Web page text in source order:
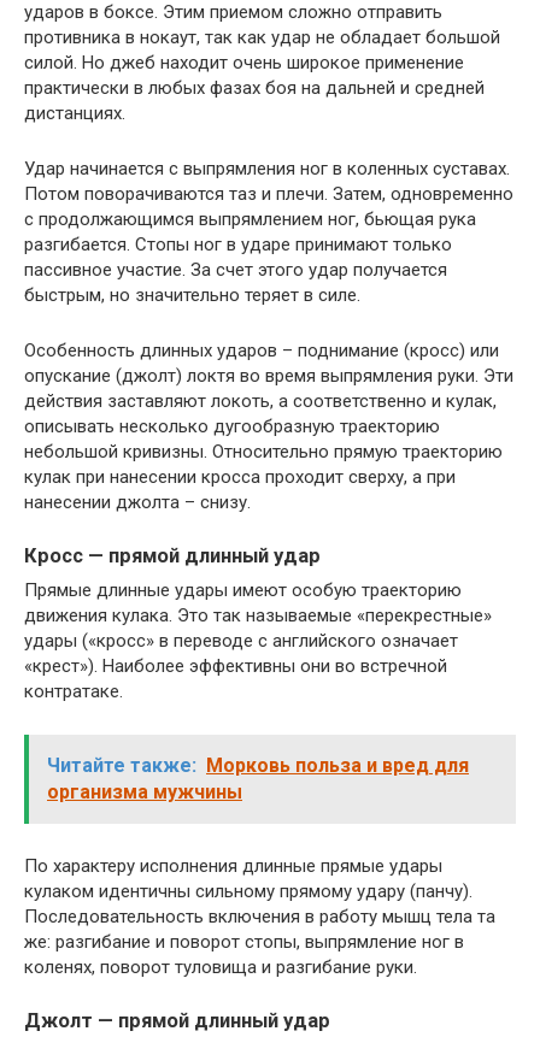
ударов в боксе. Этим приемом сложно отправить
противника в нокаут, так как удар не обладает большой
силой. Но джеб находит очень широкое применение
практически в любых фазах боя на дальней и средней
дистанциях.
Удар начинается с выпрямления ног в коленных суставах.
Потом поворачиваются таз и плечи. Затем, одновременно
с продолжающимся выпрямлением ног, бьющая рука
разгибается. Стопы ног в ударе принимают только
пассивное участие. За счет этого удар получается
быстрым, но значительно теряет в силе.
Особенность длинных ударов – поднимание (кросс) или
опускание (джолт) локтя во время выпрямления руки. Эти
действия заставляют локоть, а соответственно и кулак,
описывать несколько дугообразную траекторию
небольшой кривизны. Относительно прямую траекторию
кулак при нанесении кросса проходит сверху, а при
нанесении джолта – снизу.
Кросс — прямой длинный удар
Прямые длинные удары имеют особую траекторию
движения кулака. Это так называемые «перекрестные»
удары («кросс» в переводе с английского означает
«крест»). Наиболее эффективны они во встречной
контратаке.
Читайте также: Морковь польза и вред для
организма мужчины
По характеру исполнения длинные прямые удары
кулаком идентичны сильному прямому удару (панчу).
Последовательность включения в работу мышц тела та
же: разгибание и поворот стопы, выпрямление ног в
коленях, поворот туловища и разгибание руки.
Джолт — прямой длинный удар